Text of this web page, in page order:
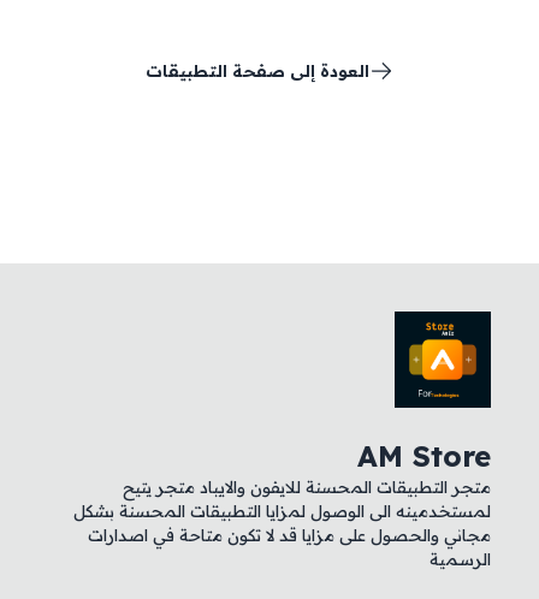
العودة إلى صفحة التطبيقات
AM Store
متجر التطبيقات المحسنة للايفون والايباد متجر يتيح
لمستخدمينه الى الوصول لمزايا التطبيقات المحسنة بشكل
مجاني والحصول على مزايا قد لا تكون متاحة في اصدارات
الرسمية